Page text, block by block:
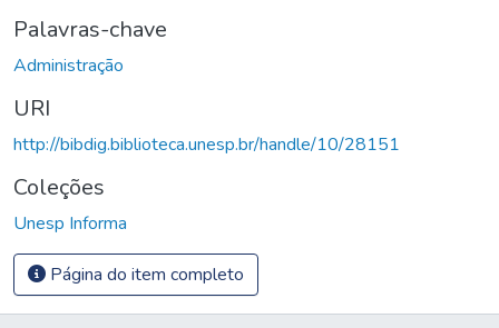
Palavras-chave
Administração
URI
http://bibdig.biblioteca.unesp.br/handle/10/28151
Coleções
Unesp Informa
Página do item completo